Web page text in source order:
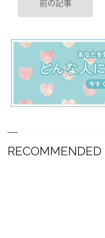
前の記事
RECOMMENDED